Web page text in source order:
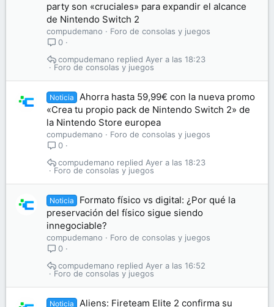
party son «cruciales» para expandir el alcance
de Nintendo Switch 2
compudemano
Foro de consolas y juegos
0
Foro de consolas y juegos
Ayer a las 18:23
compudemano
Noticia
Ahorra hasta 59,99€ con la nueva promo
«Crea tu propio pack de Nintendo Switch 2» de
la Nintendo Store europea
compudemano
Foro de consolas y juegos
0
Foro de consolas y juegos
Ayer a las 18:23
compudemano
Noticia
Formato físico vs digital: ¿Por qué la
preservación del físico sigue siendo
innegociable?
compudemano
Foro de consolas y juegos
0
Foro de consolas y juegos
Ayer a las 16:52
compudemano
Noticia
Aliens: Fireteam Elite 2 confirma su